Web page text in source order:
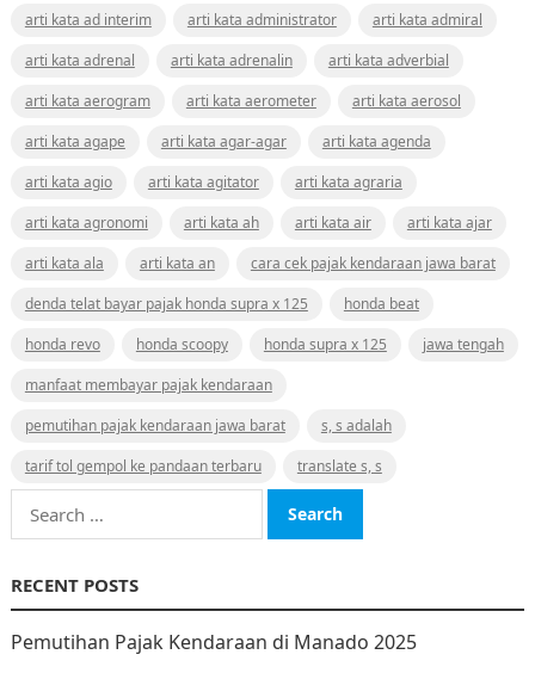
arti kata ad interim
arti kata administrator
arti kata admiral
arti kata adrenal
arti kata adrenalin
arti kata adverbial
arti kata aerogram
arti kata aerometer
arti kata aerosol
arti kata agape
arti kata agar-agar
arti kata agenda
arti kata agio
arti kata agitator
arti kata agraria
arti kata agronomi
arti kata ah arti kata air
arti kata ajar
arti kata ala
arti kata an
cara cek pajak kendaraan jawa barat
denda telat bayar pajak honda supra x 125
honda beat
honda revo
honda scoopy honda supra x 125
jawa tengah
manfaat membayar pajak kendaraan
pemutihan pajak kendaraan jawa barat
s, s adalah
tarif tol gempol ke pandaan terbaru
translate s, s
Search
for:
RECENT POSTS
Pemutihan Pajak Kendaraan di Manado 2025